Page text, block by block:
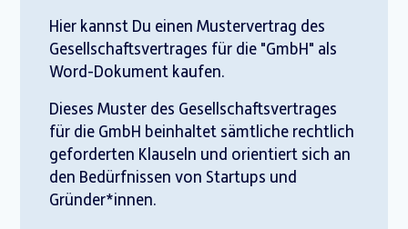
Hier kannst Du einen Mustervertrag des
Gesellschaftsvertrages für die "GmbH" als
Word-Dokument kaufen.
Dieses Muster des Gesellschaftsvertrages
für die GmbH beinhaltet sämtliche rechtlich
geforderten Klauseln und orientiert sich an
den Bedürfnissen von Startups und
Gründer*innen.